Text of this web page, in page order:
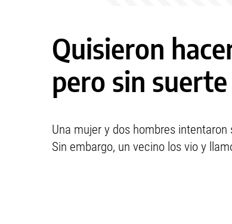
Quisieron
pero sin suerte
Una mujer y dos hombres
Sin embargo, un vecino los vio y